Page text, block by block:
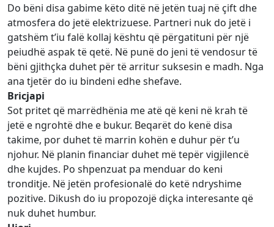
Do bëni disa gabime këto ditë në jetën tuaj në çift dhe
atmosfera do jetë elektrizuese. Partneri nuk do jetë i
gatshëm t’iu falë kollaj kështu që përgatituni për një
peiudhë aspak të qetë. Në punë do jeni të vendosur të
bëni gjithçka duhet për të arritur suksesin e madh. Nga
ana tjetër do iu bindeni edhe shefave.
Bricjapi
Sot pritet që marrëdhënia me atë që keni në krah të
jetë e ngrohtë dhe e bukur. Beqarët do kenë disa
takime, por duhet të marrin kohën e duhur për t’u
njohur. Në planin financiar duhet më tepër vigjilencë
dhe kujdes. Po shpenzuat pa menduar do keni
tronditje. Në jetën profesionalë do ketë ndryshime
pozitive. Dikush do iu propozojë diçka interesante që
nuk duhet humbur.